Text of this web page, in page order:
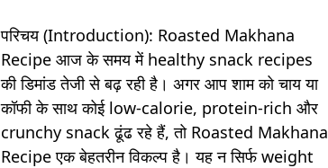
परिचय (Introduction): Roasted Makhana
Recipe आज के समय में healthy snack recipes
की डिमांड तेजी से बढ़ रही है। अगर आप शाम को चाय या
कॉफी के साथ कोई low-calorie, protein-rich और
crunchy snack ढूंढ रहे हैं, तो Roasted Makhana
Recipe एक बेहतरीन विकल्प है। यह न सिर्फ weight